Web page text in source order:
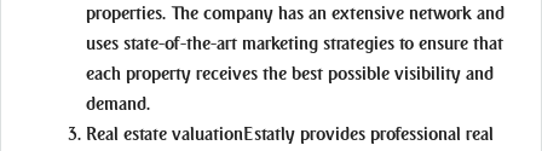
properties. The company has an extensive network and
uses state-of-the-art marketing strategies to ensure that
each property receives the best possible visibility and
demand.
Real estate valuationEstatly provides professional real